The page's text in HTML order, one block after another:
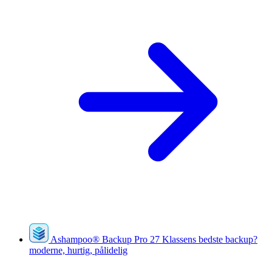
Ashampoo® Backup Pro 27 Klassens bedste backup?
moderne, hurtig, pålidelig